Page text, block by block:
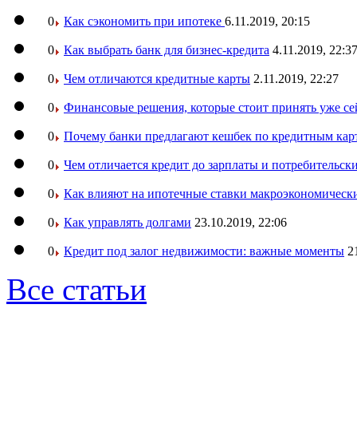
0 Как сэкономить при ипотеке 6.11.2019, 20:15
0 Как выбрать банк для бизнес-кредита 4.11.2019, 22:37
0 Чем отличаются кредитные карты 2.11.2019, 22:27
0 Финансовые решения, которые стоит принять уже
0 Почему банки предлагают кешбек по кредитным
0 Чем отличается кредит до зарплаты и
0 Как влияют на ипотечные ставки
0 Как управлять долгами 23.10.2019, 22:06
0 Кредит под залог недвижимости: важные моменты
Все статьи